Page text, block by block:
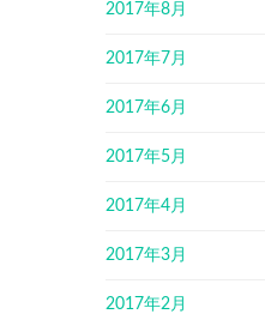
2017年8月
2017年7月
2017年6月
2017年5月
2017年4月
2017年3月
2017年2月